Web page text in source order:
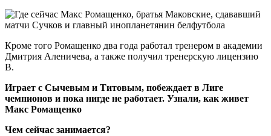
Кроме того Ромащенко два года работал тренером в академии
Дмитрия Аленичева, а также получил тренерскую лицензию
В.
Играет с Сычевым и Титовым, побеждает в Лиге
чемпионов и пока нигде не работает. Узнали, как живет
Макс Ромащенко
Чем сейчас занимается?